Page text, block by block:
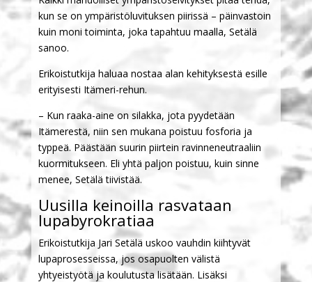
kun se on ympäristöluvituksen piirissä – päinvastoin
kuin moni toiminta, joka tapahtuu maalla, Setälä
sanoo.
Erikoistutkija haluaa nostaa alan kehityksestä esille
erityisesti Itämeri-rehun.
– Kun raaka-aine on silakka, jota pyydetään
Itämerestä, niin sen mukana poistuu fosforia ja
typpeä. Päästään suurin piirtein ravinneneutraaliin
kuormitukseen. Eli yhtä paljon poistuu, kuin sinne
menee, Setälä tiivistää.
Uusilla keinoilla rasvataan
lupabyrokratiaa
Erikoistutkija Jari Setälä uskoo vauhdin kiihtyvät
lupaprosesseissa, jos osapuolten välistä
yhtyeistyötä ja koulutusta lisätään. Lisäksi